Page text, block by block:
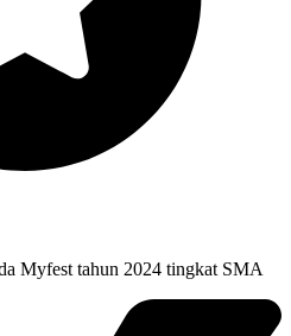
Myfest tahun 2024 tingkat SMA